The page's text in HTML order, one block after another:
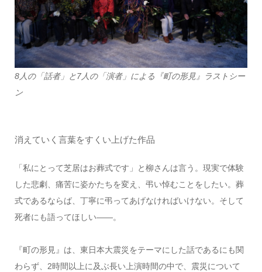
8人の「話者」と7人の「演者」による『町の形見』ラストシー
ン
消えていく言葉をすくい上げた作品
「私にとって芝居はお葬式です」と柳さんは言う。現実で体験
した悲劇、痛苦に姿かたちを変え、弔い悼むことをしたい。葬
式であるならば、丁寧に弔ってあげなければいけない。そして
死者にも語ってほしい――。
『町の形見』は、東日本大震災をテーマにした話であるにも関
わらず、2時間以上に及ぶ長い上演時間の中で、震災について